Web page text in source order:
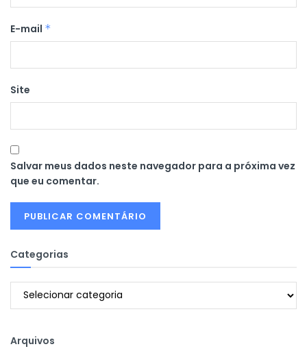
E-mail *
Site
Salvar meus dados neste navegador para a próxima vez
que eu comentar.
Categorias
Categorias
Arquivos